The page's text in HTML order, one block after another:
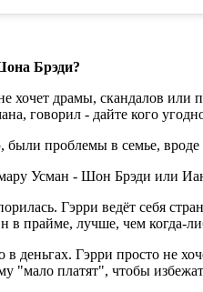
Брэди?
драмы, скандалов или
говорил - дайте кого
проблемы в семье, вроде
Усман - Шон Брэди или
Гэрри ведёт себя
в прайме, лучше, чем когда-
в деньгах. Гэрри просто не
"мало платят", чтобы